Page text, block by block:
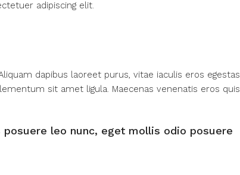
adipiscing elit.
dapibus laoreet purus, vitae iaculis eros egestas
sit amet ligula. Maecenas venenatis eros quis
leo nunc, eget mollis odio posuere